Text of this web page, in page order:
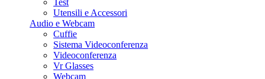
Test
Utensili e Accessori
Audio e Webcam
Cuffie
Sistema Videoconferenza
Videoconferenza
Vr Glasses
Webcam